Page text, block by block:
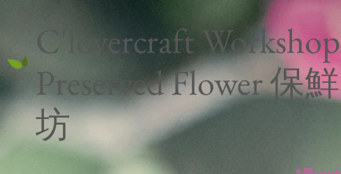
C'lovercraft Workshop
Preserved Flower 保
坊